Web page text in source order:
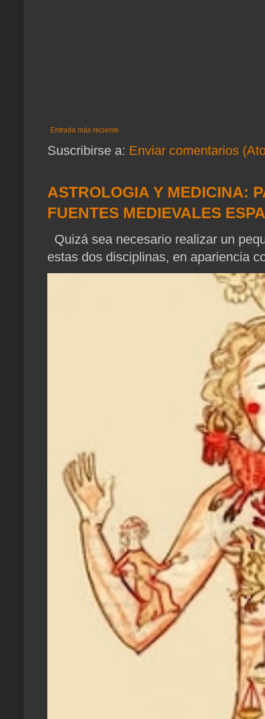
Entrada más reciente
Suscribirse a: Enviar comentarios
ASTROLOGIA Y MEDICINA:
FUENTES MEDIEVALES
Quizá sea necesario realizar un
estas dos disciplinas, en apariencia